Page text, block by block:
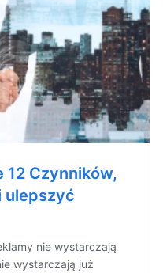
12 Czynników,
ulepszyć
nie wystarczają
wystarczają już